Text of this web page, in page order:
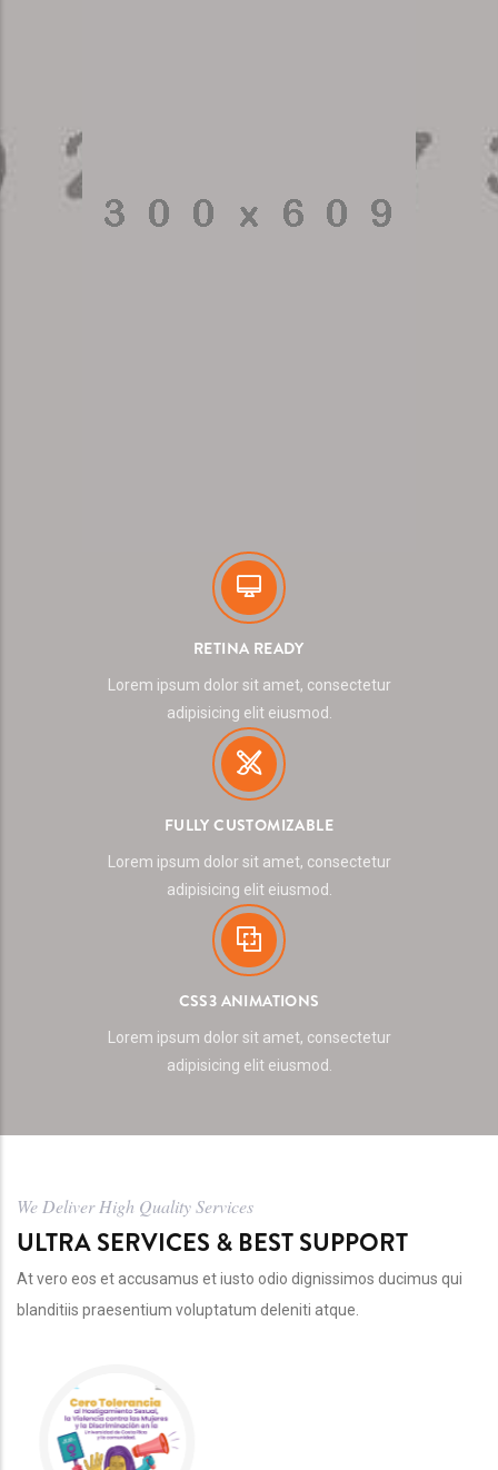
RETINA READY
Lorem ipsum dolor sit amet, consectetur
adipisicing elit eiusmod.
FULLY CUSTOMIZABLE
Lorem ipsum dolor sit amet, consectetur
adipisicing elit eiusmod.
CSS3 ANIMATIONS
Lorem ipsum dolor sit amet, consectetur
adipisicing elit eiusmod.
We Deliver High Quality Services
ULTRA SERVICES & BEST SUPPORT
At vero eos et accusamus et iusto odio dignissimos ducimus qui
blanditiis praesentium voluptatum deleniti atque.